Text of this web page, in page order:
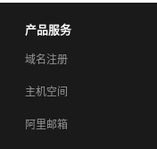
产品服务
域名注册
主机空间
阿里邮箱